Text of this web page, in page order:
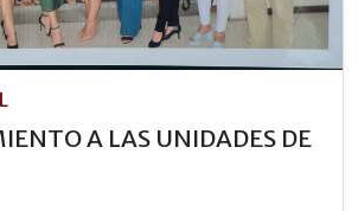
A LAS UNIDADES DE